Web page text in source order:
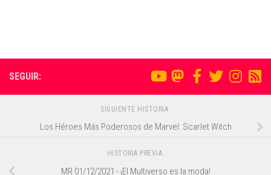
SEGUIR:
SIGUIENTE HISTORIA
Los Héroes Más Poderosos de Marvel: Scarlet Witch
HISTORIA PREVIA
MR 01/12/2021 - ¡El Multiverso es la moda!